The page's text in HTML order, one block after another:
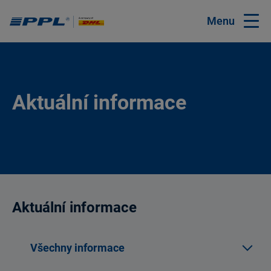
Menu
Aktuální informace
Aktuální informace
Všechny informace